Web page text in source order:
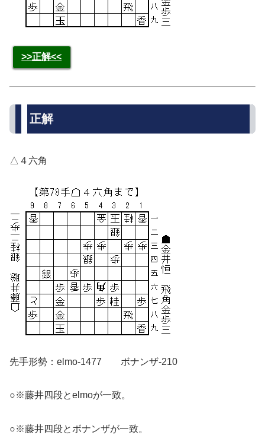
>>正解<<
正解
△４六角
先手形勢：elmo-1477 ボナンザ-210
○※藤井四段とelmoが一致。
○※藤井四段とボナンザが一致。